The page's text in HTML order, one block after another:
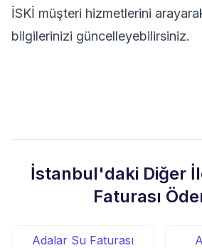
İSKİ müşteri hizmetlerini
bilgilerinizi güncelleyebilirsiniz.
İstanbul'daki Diğer
Faturası
Adalar Su Faturası